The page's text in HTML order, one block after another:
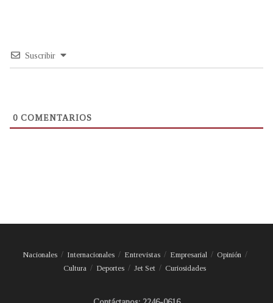
Suscribir
0 COMENTARIOS
Nacionales Internacionales Entrevistas Empresarial
Opinión
Cultura
Deportes Jet Set Curiosidades